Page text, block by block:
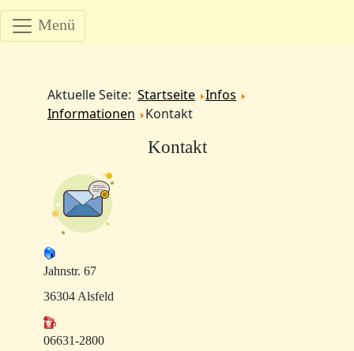
Menü
Aktuelle Seite: Startseite Infos
Informationen
Kontakt
Kontakt
Jahnstr. 67
36304 Alsfeld
06631-2800